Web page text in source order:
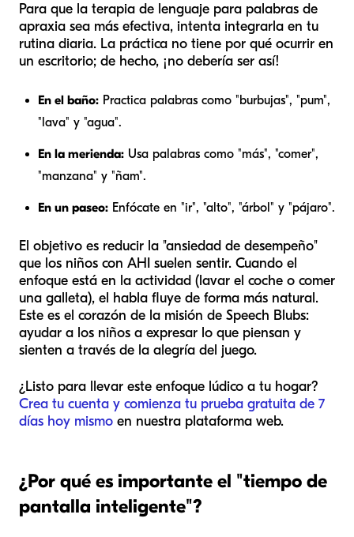
Para que la terapia de lenguaje para palabras de
apraxia sea más efectiva, intenta integrarla en tu
rutina diaria. La práctica no tiene por qué ocurrir en
un escritorio; de hecho, ¡no debería ser así!
En el baño: Practica palabras como "burbujas", "pum",
"lava" y "agua".
En la merienda: Usa palabras como "más", "comer",
"manzana" y "ñam".
En un paseo: Enfócate en "ir", "alto", "árbol" y "pájaro".
El objetivo es reducir la "ansiedad de desempeño"
que los niños con AHI suelen sentir. Cuando el
enfoque está en la actividad (lavar el coche o comer
una galleta), el habla fluye de forma más natural.
Este es el corazón de la misión de Speech Blubs:
ayudar a los niños a expresar lo que piensan y
sienten a través de la alegría del juego.
¿Listo para llevar este enfoque lúdico a tu hogar?
Crea tu cuenta y comienza tu prueba gratuita de 7
días hoy mismo en nuestra plataforma web.
¿Por qué es importante el "tiempo de
pantalla inteligente"?